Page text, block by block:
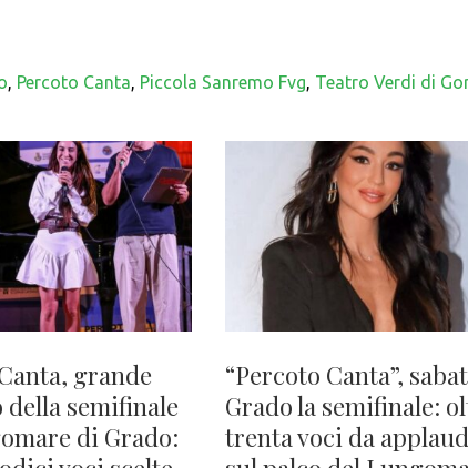
, Percoto Canta, Piccola Sanremo Fvg, Teatro Verdi di
grande
della semifinale
di Grado:
“Percoto Canta”,
Grado la semifinale:
trenta voci da